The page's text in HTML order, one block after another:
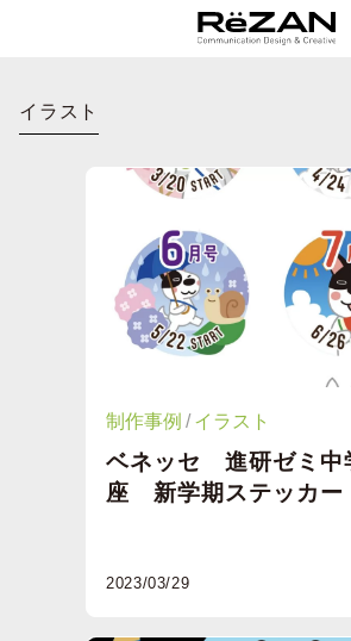
イラスト
制作事例 イラスト
ベネッセ 進研ゼミ中
座 新学期ステッカー
2023/03/29